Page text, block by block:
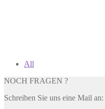
All
NOCH FRAGEN ?
Schreiben Sie uns eine Mail an: